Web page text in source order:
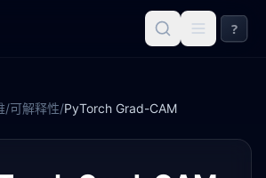
?
/可解释性/PyTorch Grad-CAM